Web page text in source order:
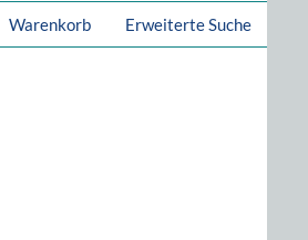
Erweiterte Suche
Warenkorb